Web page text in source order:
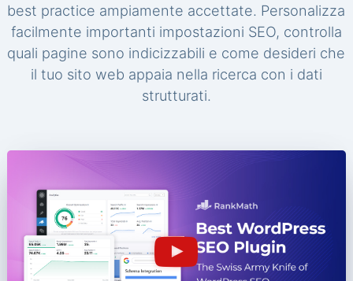
best practice ampiamente accettate. Personalizza
facilmente importanti impostazioni SEO, controlla
quali pagine sono indicizzabili e come desideri che
il tuo sito web appaia nella ricerca con i dati
strutturati.